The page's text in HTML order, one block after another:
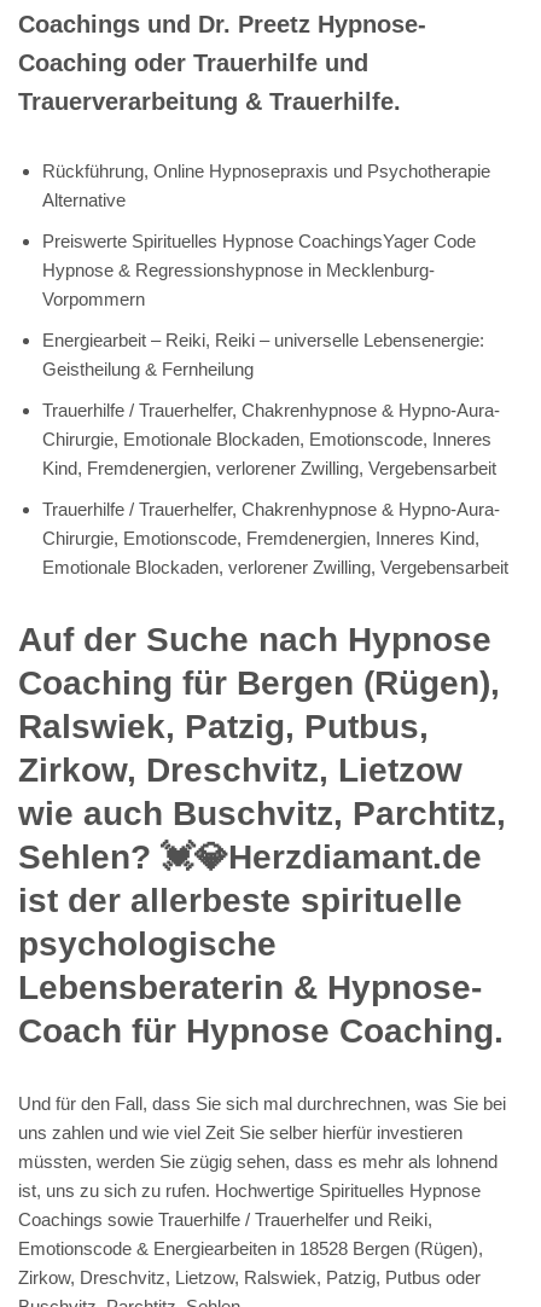
Coachings und Dr. Preetz Hypnose-
Coaching oder Trauerhilfe und
Trauerverarbeitung & Trauerhilfe.
Rückführung, Online Hypnosepraxis und Psychotherapie
Alternative
Preiswerte Spirituelles Hypnose CoachingsYager Code
Hypnose & Regressionshypnose in Mecklenburg-
Vorpommern
Energiearbeit – Reiki, Reiki – universelle Lebensenergie:
Geistheilung & Fernheilung
Trauerhilfe / Trauerhelfer, Chakrenhypnose & Hypno-Aura-
Chirurgie, Emotionale Blockaden, Emotionscode, Inneres
Kind, Fremdenergien, verlorener Zwilling, Vergebensarbeit
Trauerhilfe / Trauerhelfer, Chakrenhypnose & Hypno-Aura-
Chirurgie, Emotionscode, Fremdenergien, Inneres Kind,
Emotionale Blockaden, verlorener Zwilling, Vergebensarbeit
Auf der Suche nach Hypnose
Coaching für Bergen (Rügen),
Ralswiek, Patzig, Putbus,
Zirkow, Dreschvitz, Lietzow
wie auch Buschvitz, Parchtitz,
Sehlen? 💓️💎Herzdiamant.de
ist der allerbeste spirituelle
psychologische
Lebensberaterin & Hypnose-
Coach für Hypnose Coaching.
Und für den Fall, dass Sie sich mal durchrechnen, was Sie bei
uns zahlen und wie viel Zeit Sie selber hierfür investieren
müssten, werden Sie zügig sehen, dass es mehr als lohnend
ist, uns zu sich zu rufen. Hochwertige Spirituelles Hypnose
Coachings sowie Trauerhilfe / Trauerhelfer und Reiki,
Emotionscode & Energiearbeiten in 18528 Bergen (Rügen),
Zirkow, Dreschvitz, Lietzow, Ralswiek, Patzig, Putbus oder